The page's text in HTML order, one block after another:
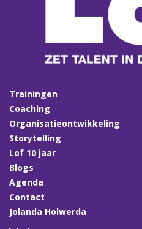
Trainingen
Coaching
Organisatieontwikkeling
Storytelling
Lof 10 jaar
Blogs
Agenda
Contact
Jolanda Holwerda